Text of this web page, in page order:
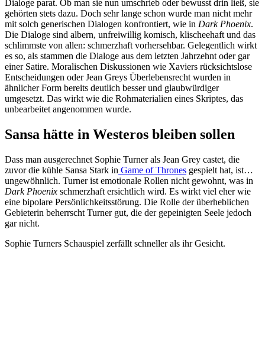
Dialoge parat. Ob man sie nun umschrieb oder bewusst drin ließ, sie
gehörten stets dazu. Doch sehr lange schon wurde man nicht mehr
mit solch generischen Dialogen konfrontiert, wie in Dark Phoenix.
Die Dialoge sind albern, unfreiwillig komisch, klischeehaft und das
schlimmste von allen: schmerzhaft vorhersehbar. Gelegentlich wirkt
es so, als stammen die Dialoge aus dem letzten Jahrzehnt oder gar
einer Satire. Moralischen Diskussionen wie Xaviers rücksichtslose
Entscheidungen oder Jean Greys Überlebensrecht wurden in
ähnlicher Form bereits deutlich besser und glaubwürdiger
umgesetzt. Das wirkt wie die Rohmaterialien eines Skriptes, das
unbearbeitet angenommen wurde.
Sansa hätte in Westeros bleiben sollen
Dass man ausgerechnet Sophie Turner als Jean Grey castet, die
zuvor die kühle Sansa Stark in Game of Thrones gespielt hat, ist…
ungewöhnlich. Turner ist emotionale Rollen nicht gewohnt, was in
Dark Phoenix schmerzhaft ersichtlich wird. Es wirkt viel eher wie
eine bipolare Persönlichkeitsstörung. Die Rolle der überheblichen
Gebieterin beherrscht Turner gut, die der gepeinigten Seele jedoch
gar nicht.
Sophie Turners Schauspiel zerfällt schneller als ihr Gesicht.